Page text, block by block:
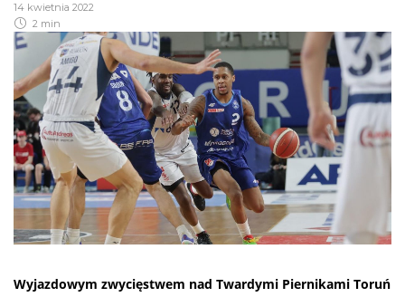
14 kwietnia 2022
2 min
Wyjazdowym zwycięstwem nad Twardymi Piernikami Toruń